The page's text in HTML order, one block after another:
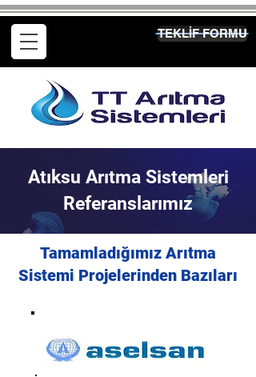
TEKLİF FORMU
Atıksu Arıtma Sistemleri
Referanslarımız
Tamamladığımız Arıtma
Sistemi Projelerinden Bazıları